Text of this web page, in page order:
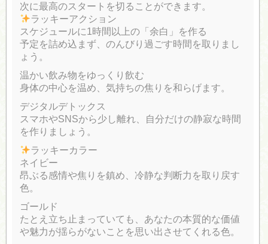
次に最高のスタートを切ることができます。
ラッキーアクション
スケジュールに1時間以上の「余白」を作る
予定を詰め込まず、のんびり過ごす時間を取りまし
ょう。
温かい飲み物をゆっくり飲む
身体の中心を温め、気持ちの焦りを和らげます。
デジタルデトックス
スマホやSNSから少し離れ、自分だけの静寂な時間
を作りましょう。
ラッキーカラー
ネイビー
昂ぶる感情や焦りを鎮め、冷静な判断力を取り戻す
色。
ゴールド
たとえ立ち止まっていても、あなたの本質的な価値
や魅力が揺らがないことを思い出させてくれる色。